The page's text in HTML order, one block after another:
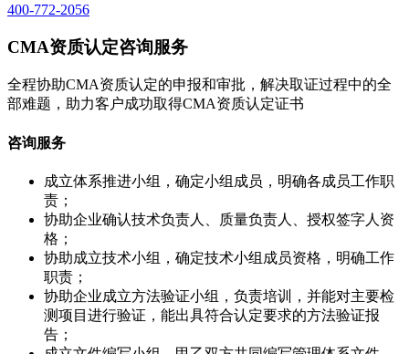
400-772-2056
CMA资质认定咨询服务
全程协助CMA资质认定的申报和审批，解决取证过程中的全
部难题，助力客户成功取得CMA资质认定证书
咨询服务
成立体系推进小组，确定小组成员，明确各成员工作职
责；
协助企业确认技术负责人、质量负责人、授权签字人资
格；
协助成立技术小组，确定技术小组成员资格，明确工作
职责；
协助企业成立方法验证小组，负责培训，并能对主要检
测项目进行验证，能出具符合认定要求的方法验证报
告；